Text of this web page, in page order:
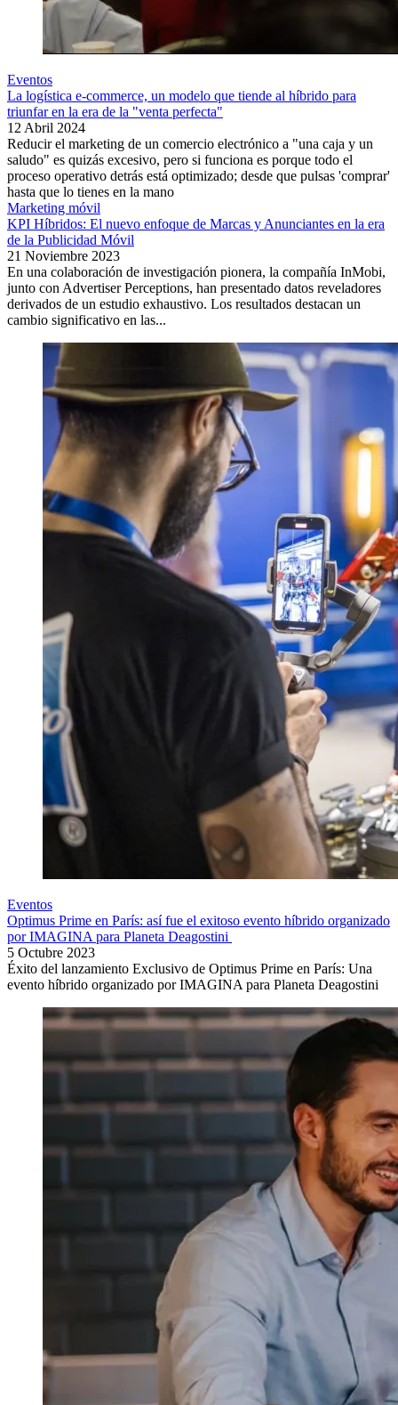
Eventos
La logística e-commerce, un modelo que tiende al híbrido para
triunfar en la era de la "venta perfecta"
12 Abril 2024
Reducir el marketing de un comercio electrónico a "una caja y un
saludo" es quizás excesivo, pero si funciona es porque todo el
proceso operativo detrás está optimizado; desde que pulsas 'comprar'
hasta que lo tienes en la mano
Marketing móvil
KPI Híbridos: El nuevo enfoque de Marcas y Anunciantes en la era
de la Publicidad Móvil
21 Noviembre 2023
En una colaboración de investigación pionera, la compañía InMobi,
junto con Advertiser Perceptions, han presentado datos reveladores
derivados de un estudio exhaustivo. Los resultados destacan un
cambio significativo en las...
Eventos
Optimus Prime en París: así fue el exitoso evento híbrido organizado
por IMAGINA para Planeta Deagostini
5 Octubre 2023
Éxito del lanzamiento Exclusivo de Optimus Prime en París: Una
evento híbrido organizado por IMAGINA para Planeta Deagostini